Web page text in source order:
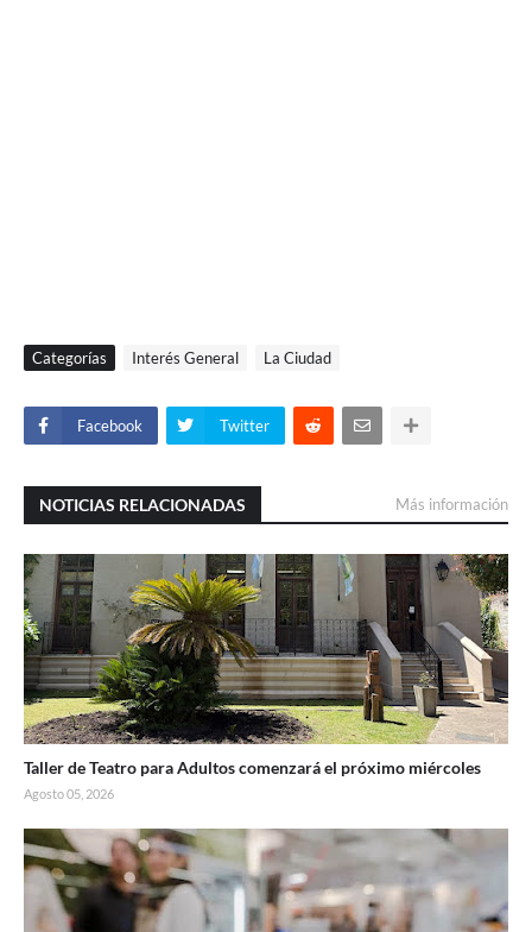
Categorías Interés General La Ciudad
Facebook Twitter
NOTICIAS RELACIONADAS Más información
Taller de Teatro para Adultos comenzará el próximo miércoles
Agosto 05, 2026